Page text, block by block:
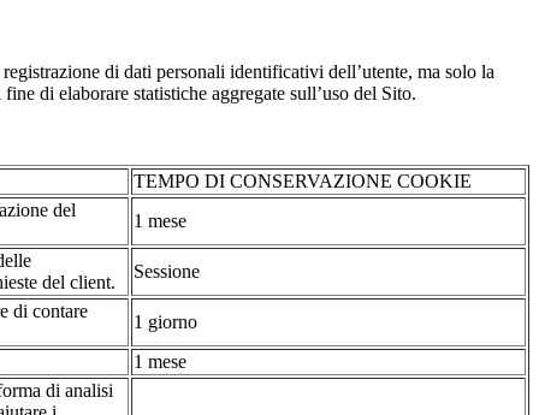
di dati personali identificativi dell’utente, ma solo la
di elaborare statistiche aggregate sull’uso del Sito.
TEMPO DI CONSERVAZIONE COOKIE
del
1 mese
del client.
Sessione
di contare
1 giorno
1 mese
di analisi